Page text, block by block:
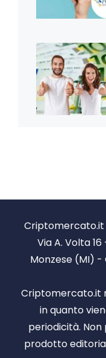
Criptomercato.it
Via A. Volta
Monzese (MI) -
Criptomercato.it
in quanto
periodicità.
prodotto